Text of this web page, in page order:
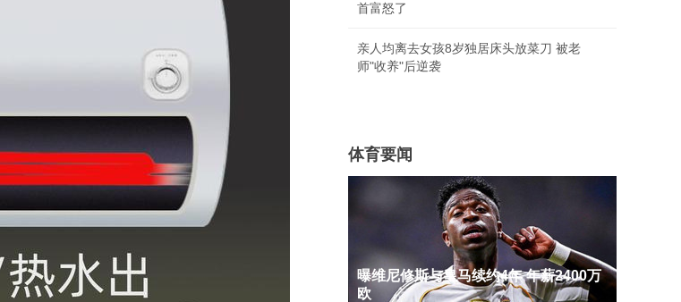
首富怒了
亲人均离去女孩8岁独居床头放菜刀 被老
师"收养"后逆袭
体育要闻
曝维尼修斯与皇马续约4年 年薪2400万
欧